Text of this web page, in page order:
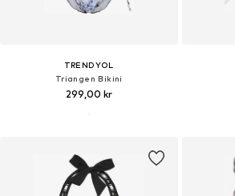
TRENDYOL
Triangen Bikini
299,00 kr